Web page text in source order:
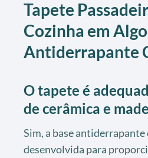
Tapete
Cozinha em
Antiderrapante
O tapete é
de cerâmica e
Sim, a base
desenvolvida para